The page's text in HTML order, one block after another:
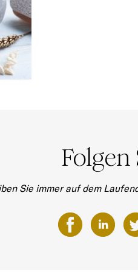
Folgen
Sie immer auf dem